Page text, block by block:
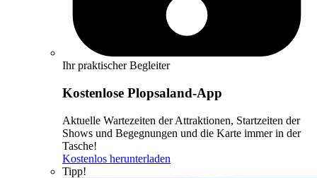
Ihr praktischer Begleiter
Kostenlose Plopsaland-App
Aktuelle Wartezeiten der Attraktionen, Startzeiten der
Shows und Begegnungen und die Karte immer in der
Tasche!
Kostenlos herunterladen
Tipp!